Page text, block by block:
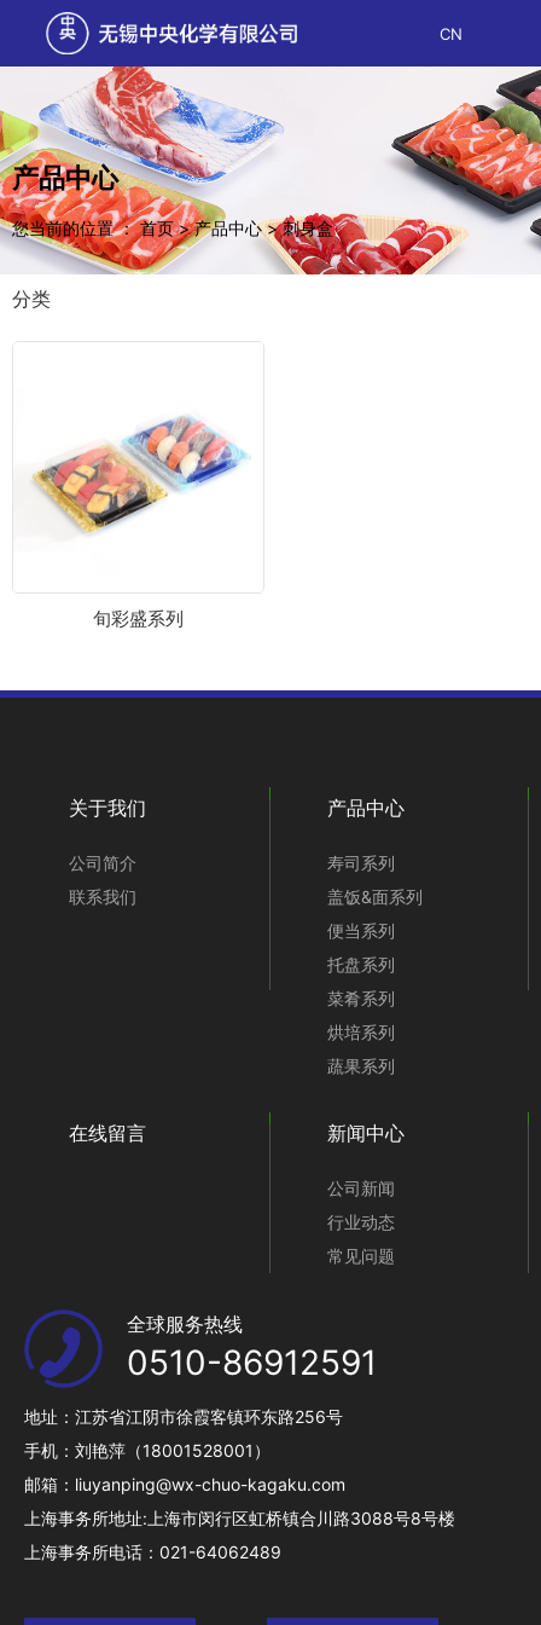
CN
产品中心
您当前的位置 ： 首页>产品中心 >刺身盒
分类
旬彩盛系列
关于我们
公司简介
联系我们
产品中心
寿司系列
盖饭&面系列
便当系列
托盘系列
菜肴系列
烘培系列
蔬果系列
在线留言 新闻中心
公司新闻
行业动态
常见问题
全球服务热线
0510-86912591
地址：江苏省江阴市徐霞客镇环东路256号
手机：刘艳萍（18001528001）
邮箱：liuyanping@wx-chuo-kagaku.com
上海事务所地址:上海市闵行区虹桥镇合川路3088号8号楼
上海事务所电话：021-64062489